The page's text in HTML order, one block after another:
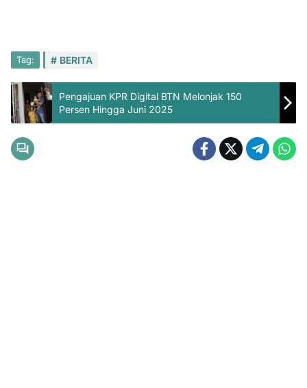
Tag: BERITA
Pengajuan KPR Digital BTN Melonjak 150
Persen Hingga Juni 2025